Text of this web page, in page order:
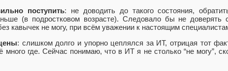
поступить: не доводить до такого состояния,
(в подростковом возрасте). Следовало бы не доверять
кавычек не могу, при всём уважении к настоящим
: слишком долго и упорно цеплялся за ИТ, отрицая тот
где. Сейчас понимаю, что в ИТ я не столько “не могу”,